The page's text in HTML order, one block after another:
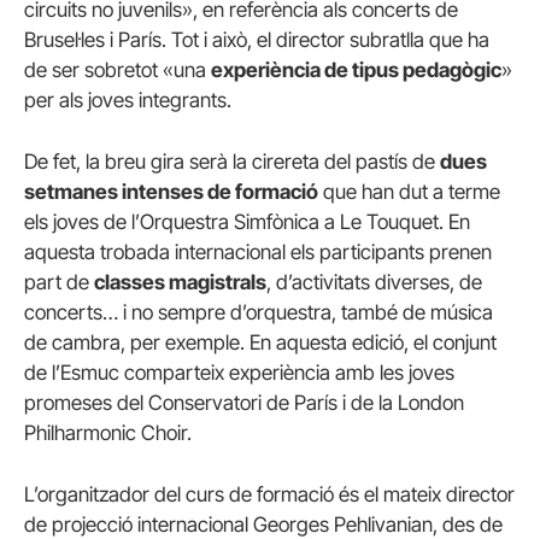
circuits no juvenils», en referència als concerts de
Brusel·les i París. Tot i això, el director subratlla que ha
de ser sobretot «una experiència de tipus pedagògic»
per als joves integrants.
De fet, la breu gira serà la cirereta del pastís de dues
setmanes intenses de formació que han dut a terme
els joves de l’Orquestra Simfònica a Le Touquet. En
aquesta trobada internacional els participants prenen
part de classes magistrals, d’activitats diverses, de
concerts… i no sempre d’orquestra, també de música
de cambra, per exemple. En aquesta edició, el conjunt
de l’Esmuc comparteix experiència amb les joves
promeses del Conservatori de París i de la London
Philharmonic Choir.
L’organitzador del curs de formació és el mateix director
de projecció internacional Georges Pehlivanian, des de